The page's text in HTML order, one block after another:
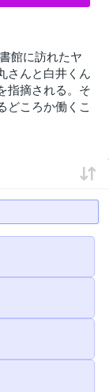
館に訪れたヤ
さんと白井くん
指摘される。そ
どころか働くこ